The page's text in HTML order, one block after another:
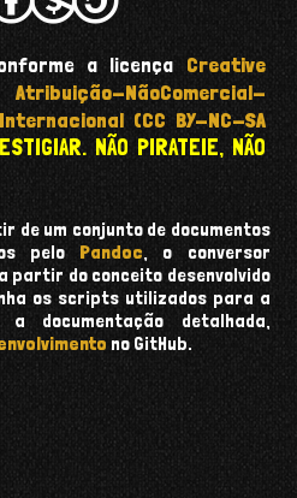
a licença Creative
NãoComercial-
(CC BY-NC-SA
NÃO PIRATEIE, NÃO
de um conjunto de documentos
pelo Pandoc , o conversor
partir do conceito desenvolvido
os scripts utilizados para a
documentação detalhada,
no GitHub.